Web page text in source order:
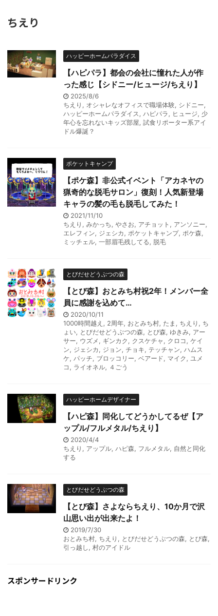
ちえり
ハッピーホームパラダイス
【ハピパラ】都会の会社に憧れた人が作
った感じ【シドニー/ヒュージ/ちえり】
2025/8/6
ちえり , オシャレなオフィスで職場体験, シドニー,
ハッピーホームパラダイス, ハピパラ, ヒュージ, 少
年心を忘れないキッズ部屋, 試食リポーター系アイ
ドル爆誕？
ポケットキャンプ
【ポケ森】非公式イベント「アカネヤの
猟奇的な脱毛サロン」復刻！人気新登場
キャラの髪の毛も脱毛してみた！
2021/11/10
ちえり , みかっち, やさお, アチョット , アンソニー,
エレフィン, ジェシカ, ポケットキャンプ, ポケ森,
ミッチェル, 一部眉毛残してる, 脱毛
とびだせどうぶつの森
【とび森】おとみち村祝2年！メンバー全
員に感謝を込めて…
2020/10/11
1000時間越え , 2周年, おとみち村, たま , ちえり , ち
ょい, とびだせどうぶつの森, とび森, ゆきみ, アー
サー, ウズメ, ギンカク, クスケチャ, クロコ, ケイ
ン, ジェシカ, ジョン, チョキ, テッチャン, ハムス
ケ, パッチ, ブロッコリー, ベアード, マイク, ユメ
コ, ライオネル, ４ごう
ハッピーホームデザイナー
【ハピ森】同化してどうかしてるぜ【ア
ップル/フルメタル/ちえり】
2020/4/4
ちえり , アップル, ハピ森, フルメタル, 自然と同化
する
とびだせどうぶつの森
【とび森】さよならちえり、10か月で沢
山思い出が出来たよ！
2019/7/30
おとみち村, ちえり , とびだせどうぶつの森, とび森,
引っ越し, 村のアイドル
スポンサードリンク